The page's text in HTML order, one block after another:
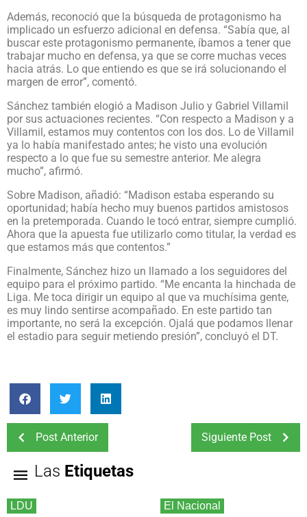
Además, reconoció que la búsqueda de protagonismo ha
implicado un esfuerzo adicional en defensa. “Sabía que, al
buscar este protagonismo permanente, íbamos a tener que
trabajar mucho en defensa, ya que se corre muchas veces
hacia atrás. Lo que entiendo es que se irá solucionando el
margen de error”, comentó.
Sánchez también elogió a Madison Julio y Gabriel Villamil
por sus actuaciones recientes. “Con respecto a Madison y a
Villamil, estamos muy contentos con los dos. Lo de Villamil
ya lo había manifestado antes; he visto una evolución
respecto a lo que fue su semestre anterior. Me alegra
mucho”, afirmó.
Sobre Madison, añadió: “Madison estaba esperando su
oportunidad; había hecho muy buenos partidos amistosos
en la pretemporada. Cuando le tocó entrar, siempre cumplió.
Ahora que la apuesta fue utilizarlo como titular, la verdad es
que estamos más que contentos.”
Finalmente, Sánchez hizo un llamado a los seguidores del
equipo para el próximo partido. “Me encanta la hinchada de
Liga. Me toca dirigir un equipo al que va muchísima gente,
es muy lindo sentirse acompañado. En este partido tan
importante, no será la excepción. Ojalá que podamos llenar
el estadio para seguir metiendo presión”, concluyó el DT.
Post Anterior Siguiente Post
Las Etiquetas
LDU El Nacional